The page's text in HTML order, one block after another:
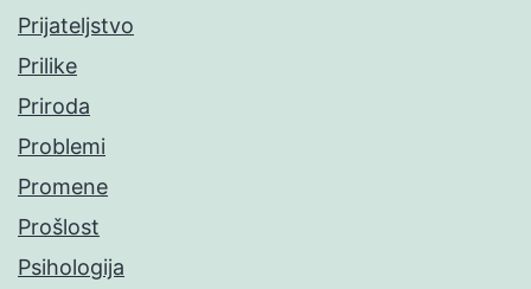
Prijateljstvo
Prilike
Priroda
Problemi
Promene
Prošlost
Psihologija